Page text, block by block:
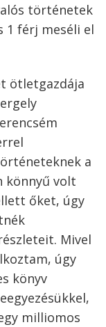
történetek
1 férj meséli el
ötletgazdája
a
könnyű volt
őket, úgy
Mivel
úgy
könyv
milliomos